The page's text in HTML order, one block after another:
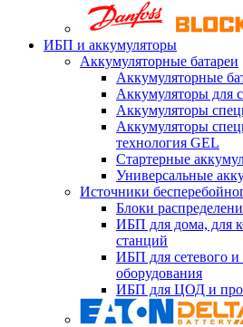
ИБП и аккумуляторы
Аккумуляторные батареи
Аккумуляторные
Аккумуляторы для
Аккумуляторы
Аккумуляторы
технология GEL
Стартерные
Универсальные
Источники
Блоки
ИБП для дома, для
станций
ИБП для сетевого и
оборудования
ИБП для ЦОД и